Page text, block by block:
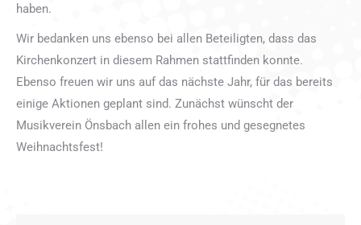
haben.
Wir bedanken uns ebenso bei allen Beteiligten, dass das
Kirchenkonzert in diesem Rahmen stattfinden konnte.
Ebenso freuen wir uns auf das nächste Jahr, für das bereits
einige Aktionen geplant sind. Zunächst wünscht der
Musikverein Önsbach allen ein frohes und gesegnetes
Weihnachtsfest!